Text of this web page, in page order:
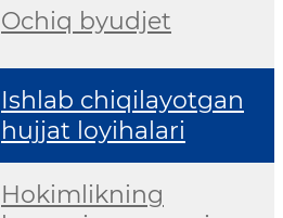
Ochiq byudjet
Ishlab chiqilayotgan
hujjat loyihalari
Hokimlikning